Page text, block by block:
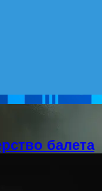
балета